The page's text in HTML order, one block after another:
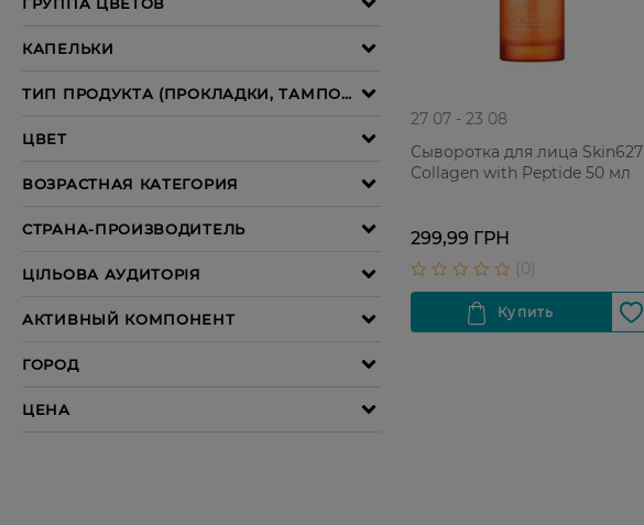
27 07 - 23 08
Сыворотка для лица Skin627
Collagen with Peptide 50 мл
299,99 ГРН